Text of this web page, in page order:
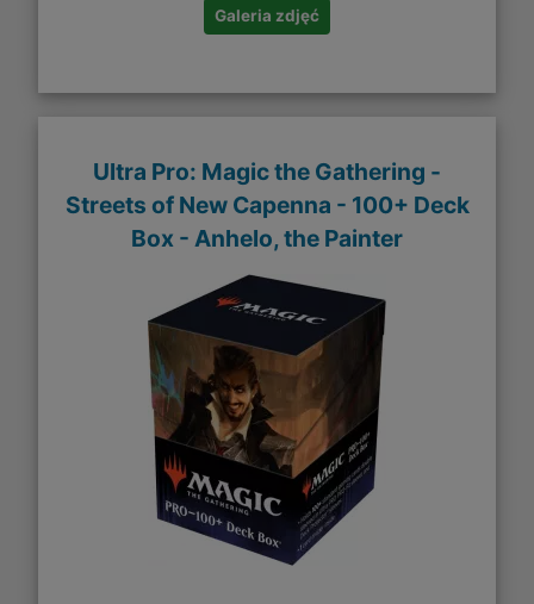
Galeria zdjęć
Ultra Pro: Magic the Gathering -
Streets of New Capenna - 100+ Deck
Box - Anhelo, the Painter